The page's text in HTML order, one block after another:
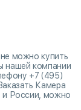
можно купить
нашей компании
+7 (495)
Камера
и России, можно